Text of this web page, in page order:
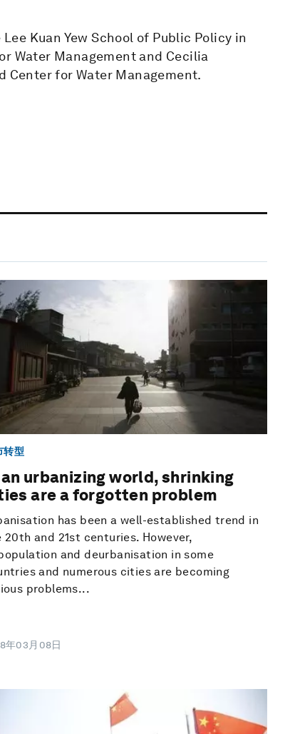
Kuan Yew School of Public Policy in
Water Management and Cecilia
Center for Water Management.
转型
urbanizing world, shrinking
are a forgotten problem
has been a well-established trend in
20th and 21st centuries. However,
and deurbanisation in some
and numerous cities are becoming
problems...
年03月08日